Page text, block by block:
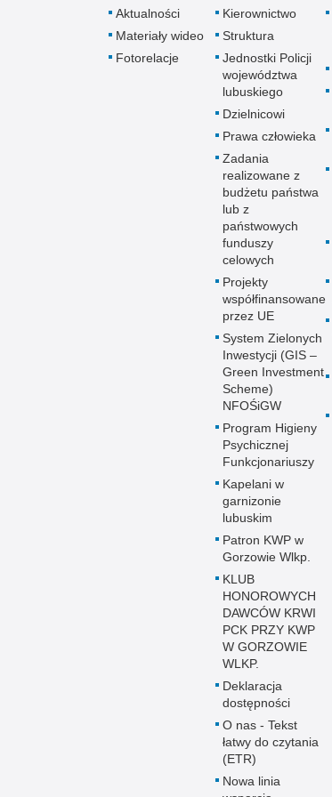
Aktualności
Materiały wideo
Fotorelacje
Kierownictwo
Struktura
Jednostki Policji
województwa
lubuskiego
Dzielnicowi
Prawa człowieka
Zadania
realizowane z
budżetu państwa
lub z
państwowych
funduszy
celowych
Projekty
współfinansowane
przez UE
System Zielonych
Inwestycji (GIS –
Green Investment
Scheme)
NFOŚiGW
Program Higieny
Psychicznej
Funkcjonariuszy
Kapelani w
garnizonie
lubuskim
Patron KWP w
Gorzowie Wlkp.
KLUB
HONOROWYCH
DAWCÓW KRWI
PCK PRZY KWP
W GORZOWIE
WLKP.
Deklaracja
dostępności
O nas - Tekst
łatwy do czytania
(ETR)
Nowa linia